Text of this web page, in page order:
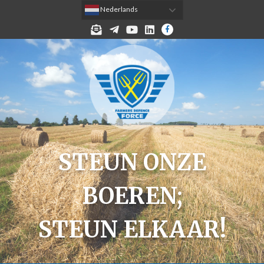
MELD JE AAN VOOR DE NIEUWSBRIEF!
TELEGRAMYOUTUBELINKEDINFACEBOOK
Nederlands
STEUN ONZE
BOEREN;
STEUN ELKAAR!